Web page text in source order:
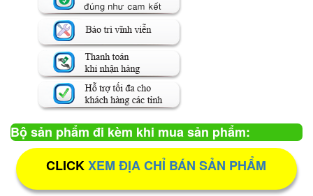
Bộ sản phẩm đi kèm khi mua sản phẩm:
CLICKXEM ĐỊA CHỈ BÁN SẢN PHẨM